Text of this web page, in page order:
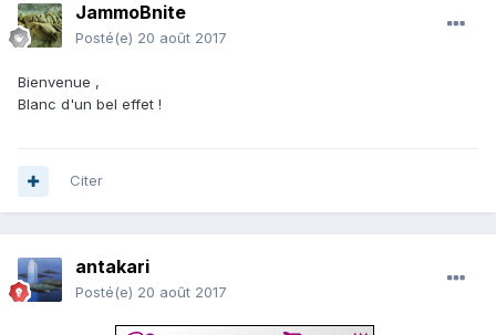
JammoBnite
Posté(e) 20 août 2017
Bienvenue ,
Blanc d'un bel effet !
Citer
antakari
Posté(e) 20 août 2017